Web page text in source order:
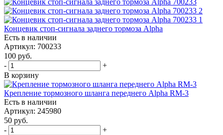
Концевик стоп-сигнала заднего тормоза Alpha
Есть в наличии
Артикул: 700233
100 руб.
-
+
В корзину
Крепление тормозного шланга переднего Alpha RM-3
Есть в наличии
Артикул: 245980
50 руб.
-
+